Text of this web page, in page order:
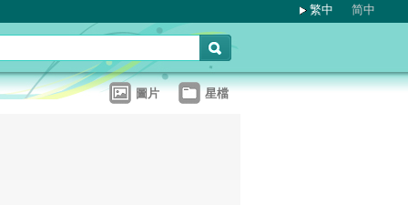
繁中 简中
圖片 星檔